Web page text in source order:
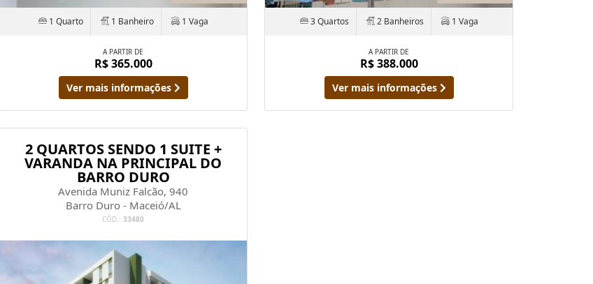
1 Quarto 1 Banheiro 1 Vaga
A PARTIR DE
R$ 365.000
Ver mais informações
3 Quartos 2 Banheiros 1 Vaga
A PARTIR DE
R$ 388.000
Ver mais informações
2 QUARTOS SENDO 1 SUITE +
VARANDA NA PRINCIPAL DO
BARRO DURO
Avenida Muniz Falcão, 940
Barro Duro - Maceió/AL
CÓD.: 33480